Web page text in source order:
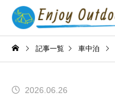
記事一覧 車中泊
2026.06.26